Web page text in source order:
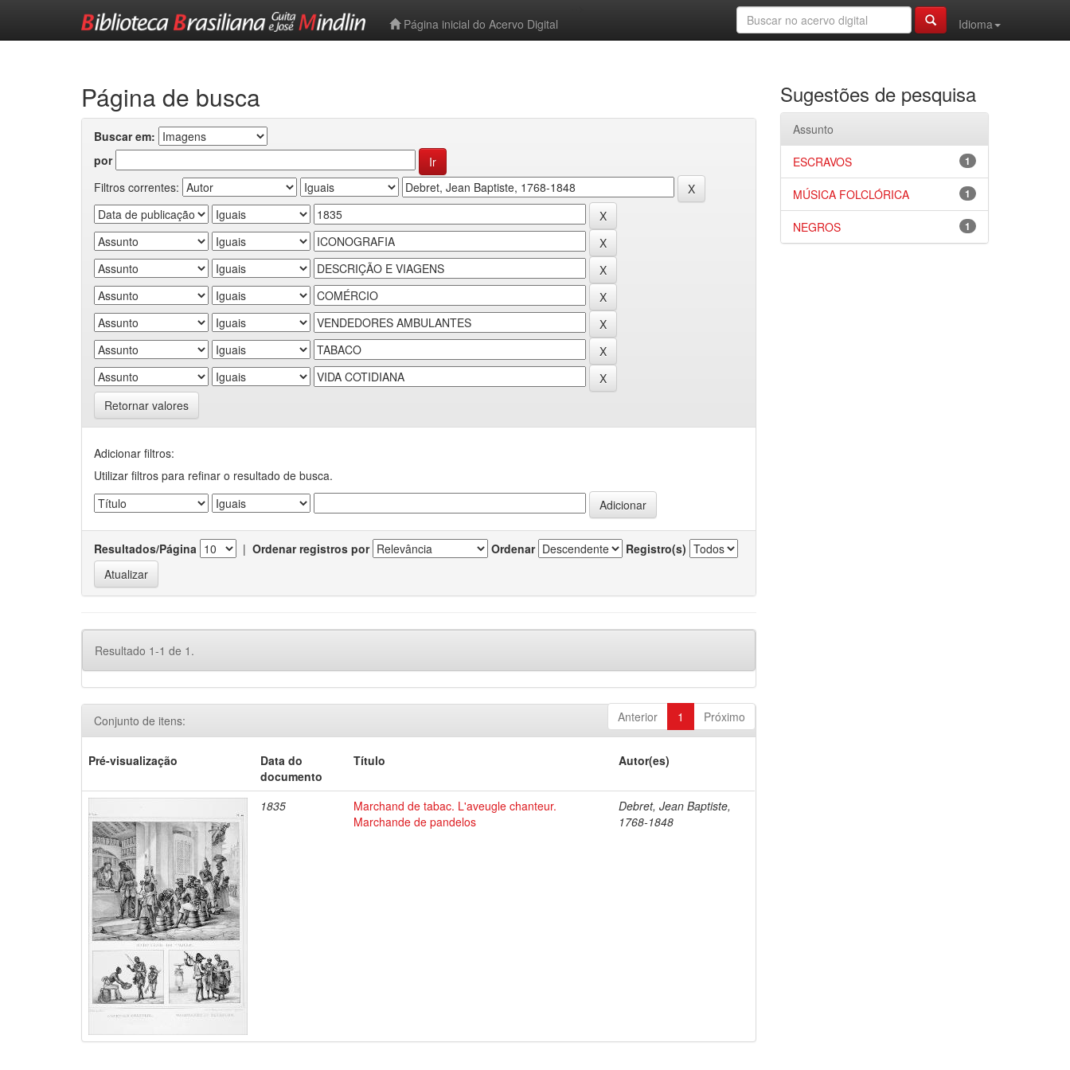
Página inicial do Acervo Digital
Idioma
Página de busca
Buscar em:
por
Filtros correntes:
Retornar valores
Adicionar filtros:
Utilizar filtros para refinar o resultado de busca.
Resultados/Página | Ordenar registros por Ordenar Registro(s)
Resultado 1-1 de 1.
Anterior 1 Próximo
Conjunto de itens:
Pré-visualização
Data do
documento
Título Autor(es)
1835
Marchand de tabac. L'aveugle chanteur.
Marchande de pandelos
Debret, Jean Baptiste,
1768-1848
Sugestões de pesquisa
Assunto
1
ESCRAVOS
1
MÚSICA FOLCLÓRICA
1
NEGROS